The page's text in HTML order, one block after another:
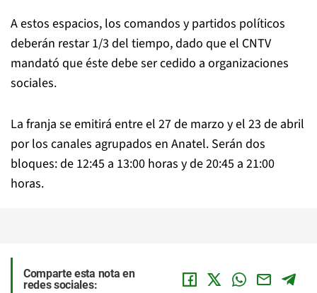
A estos espacios, los comandos y partidos políticos
deberán restar 1/3 del tiempo, dado que el CNTV
mandató que éste debe ser cedido a organizaciones
sociales.
La franja se emitirá entre el 27 de marzo y el 23 de abril
por los canales agrupados en Anatel. Serán dos
bloques: de 12:45 a 13:00 horas y de 20:45 a 21:00
horas.
Comparte esta nota en
redes sociales: